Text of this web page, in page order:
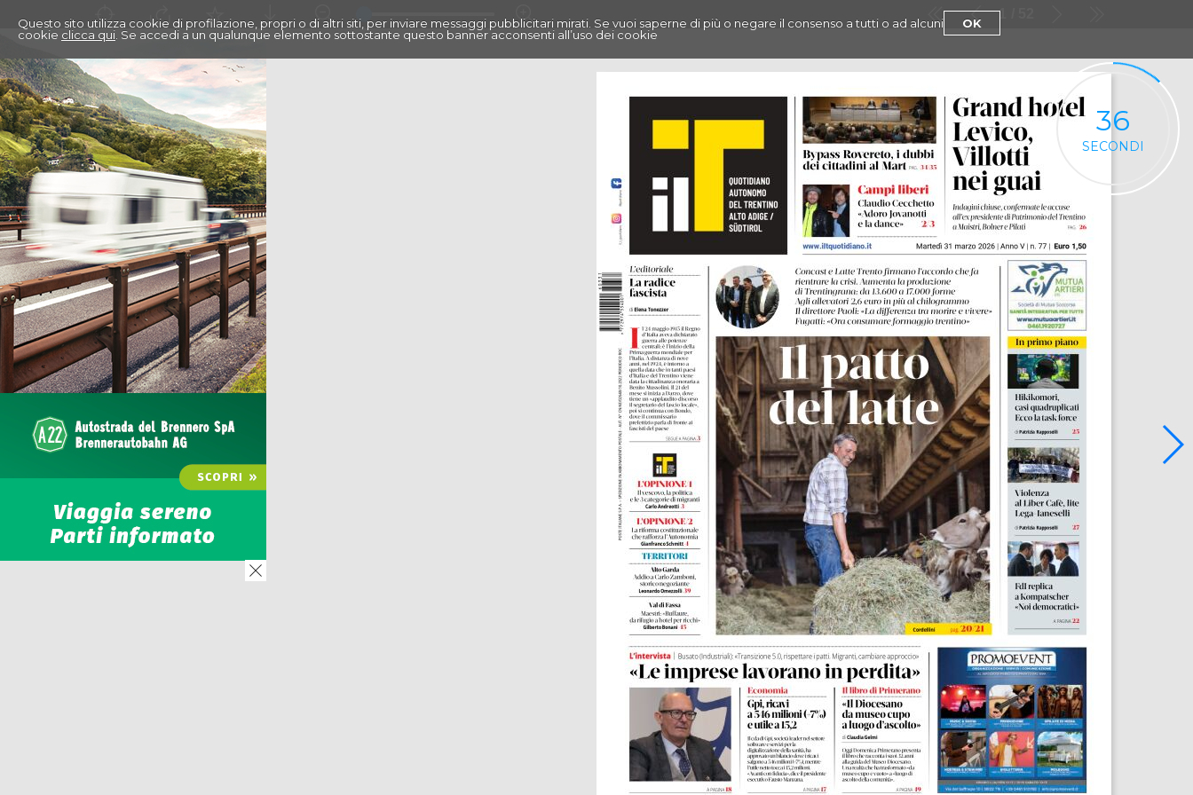
Questo sito utilizza cookie di profilazione, propri o di altri siti, per inviare messaggi pubblicitari mirati. Se vuoi saperne di più o negare il consenso a tutti o ad alcuni
cookie clicca qui . Se accedi a un qualunque elemento sottostante questo banner acconsenti all’uso dei cookie
OK
1
35
SECONDI